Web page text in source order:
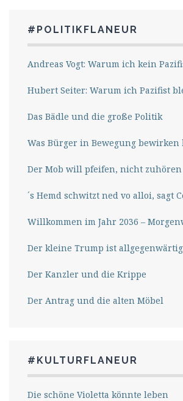
#POLITIKFLANEUR
Andreas Vogt: Warum ich kein
Hubert Seiter: Warum ich Pazifist
Das Bädle und die große Politik
Was Bürger in Bewegung bewirken
Der Mob will pfeifen, nicht zuhören
´s Hemd schwitzt ned vo alloi, sagt
Willkommen im Jahr 2036 –
Der kleine Trump ist allgegenwärtig
Der Kanzler und die Krippe
Der Antrag und die alten Möbel
#KULTURFLANEUR
Die schöne Violetta könnte leben